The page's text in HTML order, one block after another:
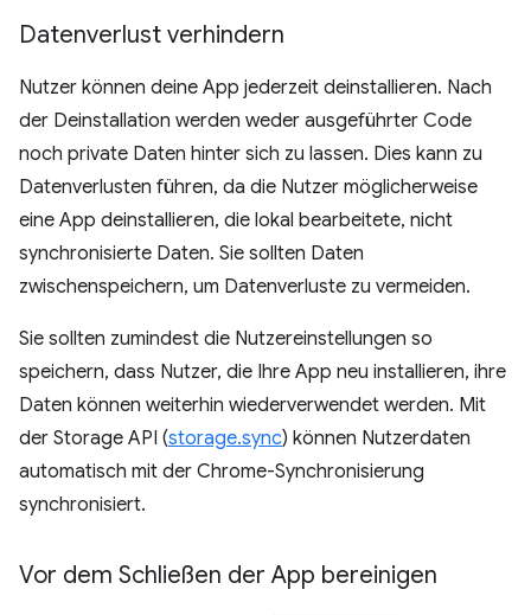
Datenverlust verhindern
Nutzer können deine App jederzeit deinstallieren. Nach
der Deinstallation werden weder ausgeführter Code
noch private Daten hinter sich zu lassen. Dies kann zu
Datenverlusten führen, da die Nutzer möglicherweise
eine App deinstallieren, die lokal bearbeitete, nicht
synchronisierte Daten. Sie sollten Daten
zwischenspeichern, um Datenverluste zu vermeiden.
Sie sollten zumindest die Nutzereinstellungen so
speichern, dass Nutzer, die Ihre App neu installieren, ihre
Daten können weiterhin wiederverwendet werden. Mit
der Storage API (storage.sync) können Nutzerdaten
automatisch mit der Chrome-Synchronisierung
synchronisiert.
Vor dem Schließen der App bereinigen